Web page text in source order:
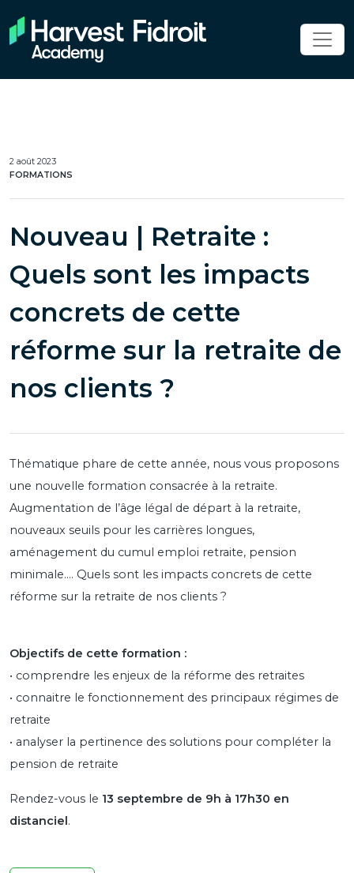
2 août 2023
FORMATIONS
Nouveau | Retraite :
Quels sont les impacts
concrets de cette
réforme sur la retraite de
nos clients ?
Thématique phare de cette année, nous vous proposons
une nouvelle formation consacrée à la retraite.
Augmentation de l’âge légal de départ à la retraite,
nouveaux seuils pour les carrières longues,
aménagement du cumul emploi retraite, pension
minimale…. Quels sont les impacts concrets de cette
réforme sur la retraite de nos clients ?
Objectifs de cette formation :
• comprendre les enjeux de la réforme des retraites
• connaitre le fonctionnement des principaux régimes de
retraite
• analyser la pertinence des solutions pour compléter la
pension de retraite
Rendez-vous le 13 septembre de 9h à 17h30 en
distanciel.